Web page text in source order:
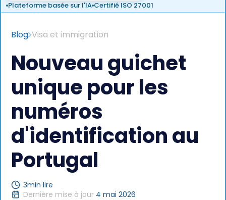
Plateforme basée sur l'IA Certifié ISO 27001
Blog Visa et immigration
Nouveau guichet
unique pour les
numéros
d'identification au
Portugal
3min lire
Dernière mise à jour 4 mai 2026